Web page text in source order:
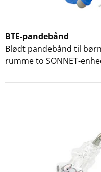
BTE-pandebånd
Blødt pandebånd til
rumme to SONNET-